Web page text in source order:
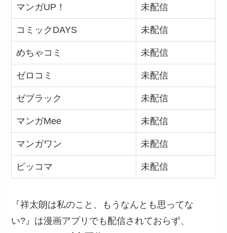
マンガUP！ 未配信
コミックDAYS 未配信
めちゃコミ 未配信
ゼロコミ 未配信
ゼブラック 未配信
マンガMee 未配信
マンガワン 未配信
ピッコマ 未配信
『祥太朗は私のこと、もうなんとも思ってな
い?』は漫画アプリでも配信されておらず、